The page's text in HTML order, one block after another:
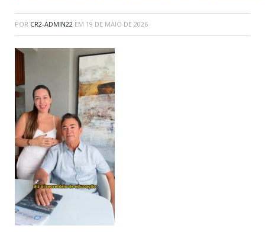
POR CR2-ADMIN22 EM 19 DE MAIO DE 2026